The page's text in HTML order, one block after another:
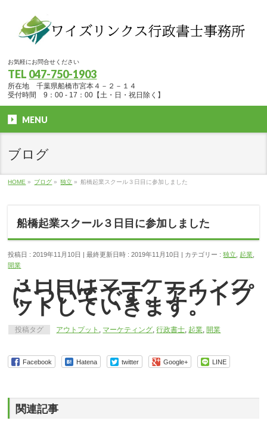
お気軽にお問合せください
TEL 047-750-1903
所在地 千葉県船橋市宮本４－２－１４
受付時間 9：00 - 17：00【土・日・祝日除く】
MENU
ブログ
HOME » ブログ » 独立 » 船橋起業スクール３日目に参加しました
船橋起業スクール３日目に参加しました
投稿日 : 2019年11月10日 最終更新日時 : 2019年11月10日 カテゴリー :独立 ,起業
開業
３日目はマーケティング
についてです。アウトプ
ットしていきます。
投稿タグ アウトプット , マーケティング,行政書士, 起業, 開業
Facebook Hatena twitter Google+ LINE
関連記事